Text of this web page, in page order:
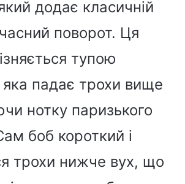
додає класичній
поворот. Ця
тупою
падає трохи вище
нотку паризького
боб короткий і
трохи нижче вух, що